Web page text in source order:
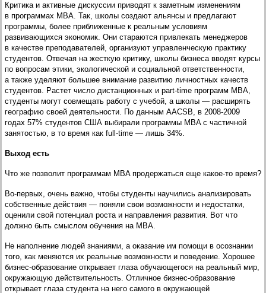
Критика и активные дискуссии приводят к заметным изменениям
в программах MBA. Так, школы создают альянсы и предлагают
программы, более приближенные к реальным условиям
развивающихся экономик. Они стараются привлекать менеджеров
в качестве преподавателей, организуют управленческую практику
студентов. Отвечая на жесткую критику, школы бизнеса вводят курсы
по вопросам этики, экологической и социальной ответственности,
а также уделяют большее внимание развитию личностных качеств
студентов. Растет число дистанционных и part-time программ МВА,
студенты могут совмещать работу с учебой, а школы — расширять
географию своей деятельности. По данным AACSB, в 2008-2009
годах 57% студентов США выбирали программы MBA с частичной
занятостью, в то время как full-time — лишь 34%.
Выход есть
Что же позволит программам MBA продержаться еще какое-то время?
Во-первых, очень важно, чтобы студенты научились анализировать
собственные действия — поняли свои возможности и недостатки,
оценили свой потенциал роста и направления развития. Вот что
должно быть смыслом обучения на МВА.
Не наполнение людей знаниями, а оказание им помощи в осознании
того, как меняются их реальные возможности и поведение. Хорошее
бизнес-образование открывает глаза обучающегося на реальный мир,
окружающую действительность. Отличное бизнес-образование
открывает глаза студента на него самого в окружающей